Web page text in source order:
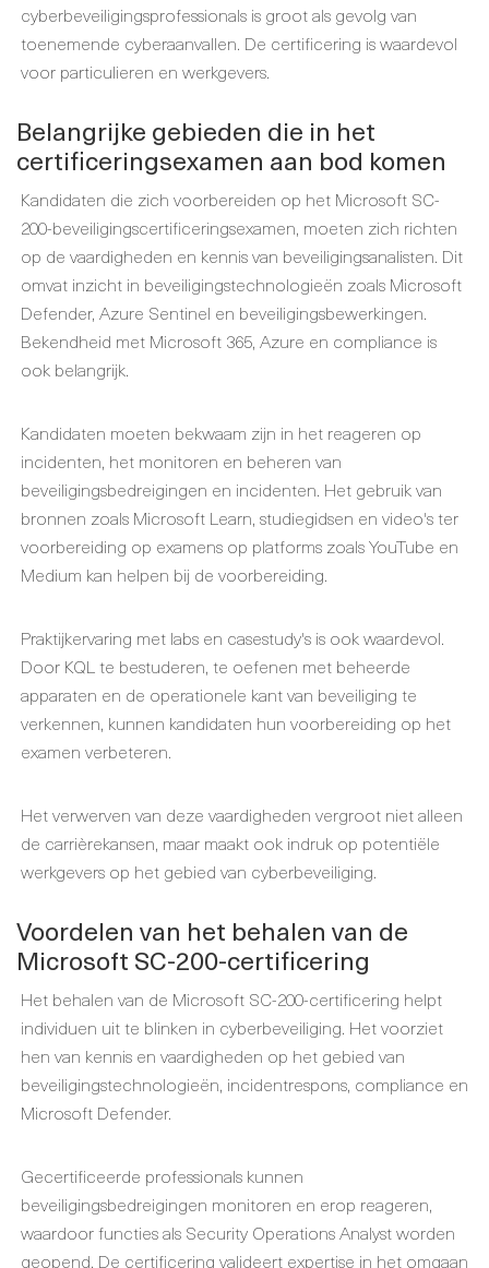
cyberbeveiligingsprofessionals is groot als gevolg van
toenemende cyberaanvallen. De certificering is waardevol
voor particulieren en werkgevers.
Belangrijke gebieden die in het
certificeringsexamen aan bod komen
Kandidaten die zich voorbereiden op het Microsoft SC-
200-beveiligingscertificeringsexamen, moeten zich richten
op de vaardigheden en kennis van beveiligingsanalisten. Dit
omvat inzicht in beveiligingstechnologieën zoals Microsoft
Defender, Azure Sentinel en beveiligingsbewerkingen.
Bekendheid met Microsoft 365, Azure en compliance is
ook belangrijk.
Kandidaten moeten bekwaam zijn in het reageren op
incidenten, het monitoren en beheren van
beveiligingsbedreigingen en incidenten. Het gebruik van
bronnen zoals Microsoft Learn, studiegidsen en video's ter
voorbereiding op examens op platforms zoals YouTube en
Medium kan helpen bij de voorbereiding.
Praktijkervaring met labs en casestudy's is ook waardevol.
Door KQL te bestuderen, te oefenen met beheerde
apparaten en de operationele kant van beveiliging te
verkennen, kunnen kandidaten hun voorbereiding op het
examen verbeteren.
Het verwerven van deze vaardigheden vergroot niet alleen
de carrièrekansen, maar maakt ook indruk op potentiële
werkgevers op het gebied van cyberbeveiliging.
Voordelen van het behalen van de
Microsoft SC-200-certificering
Het behalen van de Microsoft SC-200-certificering helpt
individuen uit te blinken in cyberbeveiliging. Het voorziet
hen van kennis en vaardigheden op het gebied van
beveiligingstechnologieën, incidentrespons, compliance en
Microsoft Defender.
Gecertificeerde professionals kunnen
beveiligingsbedreigingen monitoren en erop reageren,
waardoor functies als Security Operations Analyst worden
geopend. De certificering valideert expertise in het omgaan